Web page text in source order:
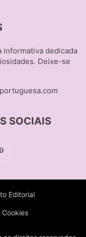
informativa dedicada
Deixe-se
SOCIAIS
Editorial